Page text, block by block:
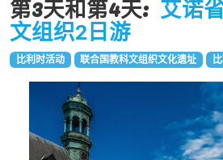
第3天和第4天: 艾诺
文组织2日游
比利时活动 联合国教科文组织文化遗址